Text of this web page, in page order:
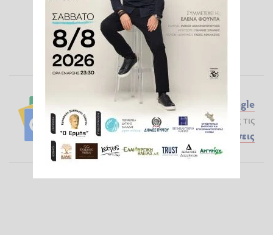
Ακολουθήστε το ilialive.gr στο
Google
News και μάθετε πρώτοι όλες τις
Ειδήσεις